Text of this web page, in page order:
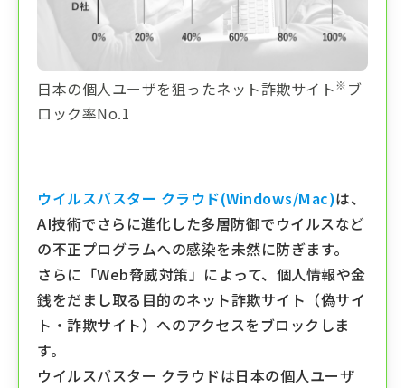
日本の個人ユーザを狙ったネット詐欺サイト※ ブ
ロック率No.1
ウイルスバスター クラウド(Windows/Mac)は、
AI技術でさらに進化した多層防御でウイルスなど
の不正プログラムへの感染を未然に防ぎます。
さらに「Web脅威対策」によって、個人情報や金
銭をだまし取る目的のネット詐欺サイト（偽サイ
ト・詐欺サイト）へのアクセスをブロックしま
す。
ウイルスバスター クラウドは⽇本の個人ユーザ